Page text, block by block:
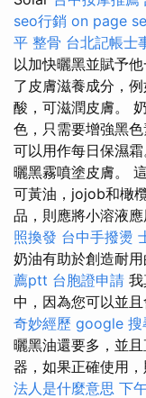
seo行銷 on page
平 整骨 台北記帳士
以加快曬黑並賦予
了皮膚滋養成分，
酸，可滋潤皮膚。
色，只需要增強黑
可以用作每日保濕
曬黑霧噴塗皮膚。
可黃油，jojob和橄
品，則應將小溶液
照換發 台中手撥燙
奶油有助於創造耐用
薦ptt 台胞證申請
中，因為您可以並且
奇妙經歷 google 搜
曬黑油還要多，並
器，如果正確使用，
法人是什麼意思 下